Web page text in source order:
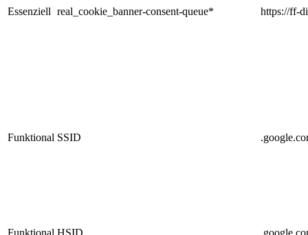
Essenziell real_cookie_banner-consent-queue* https://ff-
Funktional SSID
Funktional HSID